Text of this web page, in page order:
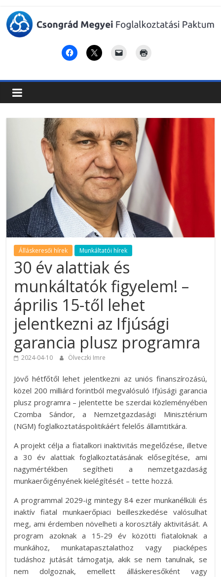
Csongrád
Megyei
Foglalkoztatási
Paktum
Álláskeresői hírek Munkáltatói hírek
30 év alattiak és
munkáltatók figyelem! –
április 15-től lehet
jelentkezni az Ifjúsági
garancia plusz programra
2024-04-10 Ölveczki Imre
Jövő hétfőtől lehet jelentkezni az uniós finanszírozású,
közel 200 milliárd forintból megvalósuló Ifjúsági garancia
plusz programra – jelentette be szerdai közleményében
Czomba Sándor, a Nemzetgazdasági Minisztérium
(NGM) foglalkoztatáspolitikáért felelős államtitkára.
A projekt célja a fiatalkori inaktivitás megelőzése, illetve
a 30 év alattiak foglalkoztatásának elősegítése, ami
nagymértékben segítheti a nemzetgazdaság
munkaerőigényének kielégítését – tette hozzá.
A programmal 2029-ig mintegy 84 ezer munkanélküli és
inaktív fiatal munkaerőpiaci beilleszkedése valósulhat
meg, ami érdemben növelheti a korosztály aktivitását. A
program azoknak a 15-29 év közötti fiataloknak a
munkához, munkatapasztalathoz vagy piacképes
tudáshoz jutását támogatja, akik se nem tanulnak, se
nem dolgoznak, emellett álláskeresőként vagy